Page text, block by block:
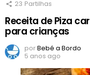
23 Partilhas
Receita de Piza
para crianças
porBebé a Bordo
5 anos ago